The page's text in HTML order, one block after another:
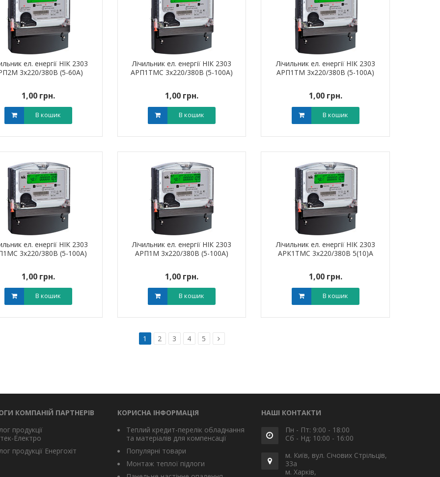
ел. енергії НІК 2303
3х220/380В (5-60А)
1,00 грн.
В кошик
Лічильник ел. енергії НІК 2303
АРП1ТМС 3х220/380В (5-100А)
1,00 грн.
В кошик
Лічильник ел. енергії НІК 2303
АРП1ТМ 3х220/380В (5-100А)
1,00 грн.
В кошик
ел. енергії НІК 2303
3х220/380В (5-100А)
1,00 грн.
В кошик
Лічильник ел. енергії НІК 2303
АРП1М 3х220/380В (5-100А)
1,00 грн.
В кошик
Лічильник ел. енергії НІК 2303
АРК1ТМС 3х220/380В 5(10)А
1,00 грн.
В кошик
1 2 3 4 5
КОМПАНІЙ ПАРТНЕРІВ
продукції
Електро
продукції Енергохіт
КОРИСНА ІНФОРМАЦІЯ
Теплий кредит-перелік обладнання
та матеріалів для компенсації
Популярні товари
Монтаж теплої підлоги
НАШІ КОНТАКТИ
Пн - Пт: 9:00 - 18:00
Сб - Нд: 10:00 - 16:00
м. Київ, вул. Січових Стрільців,
33а
м. Харків,